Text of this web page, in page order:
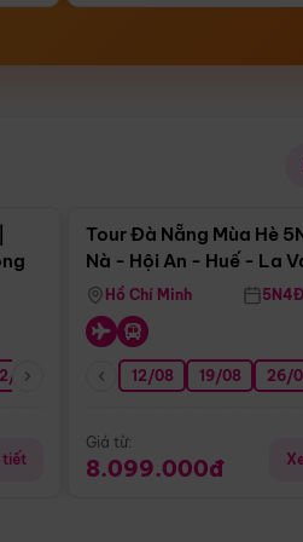
08 26/08 05/09 09/09 12/
tiết
Tour Đà Nẵng Mùa Hè
Nà - Hội An - Huế - La
Động Thiên Đường
Hồ Chí Minh 5N4Đ
12/08 19/08 26/
Giá từ:
8.099.000đ